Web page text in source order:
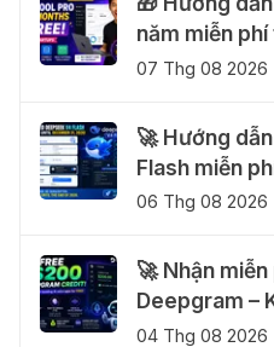
năm miễn
07 Thg 08 2026
🚀 Hướng
Flash miễn
06 Thg 08 2026
🚀 Nhận
Deepgram –
04 Thg 08 2026